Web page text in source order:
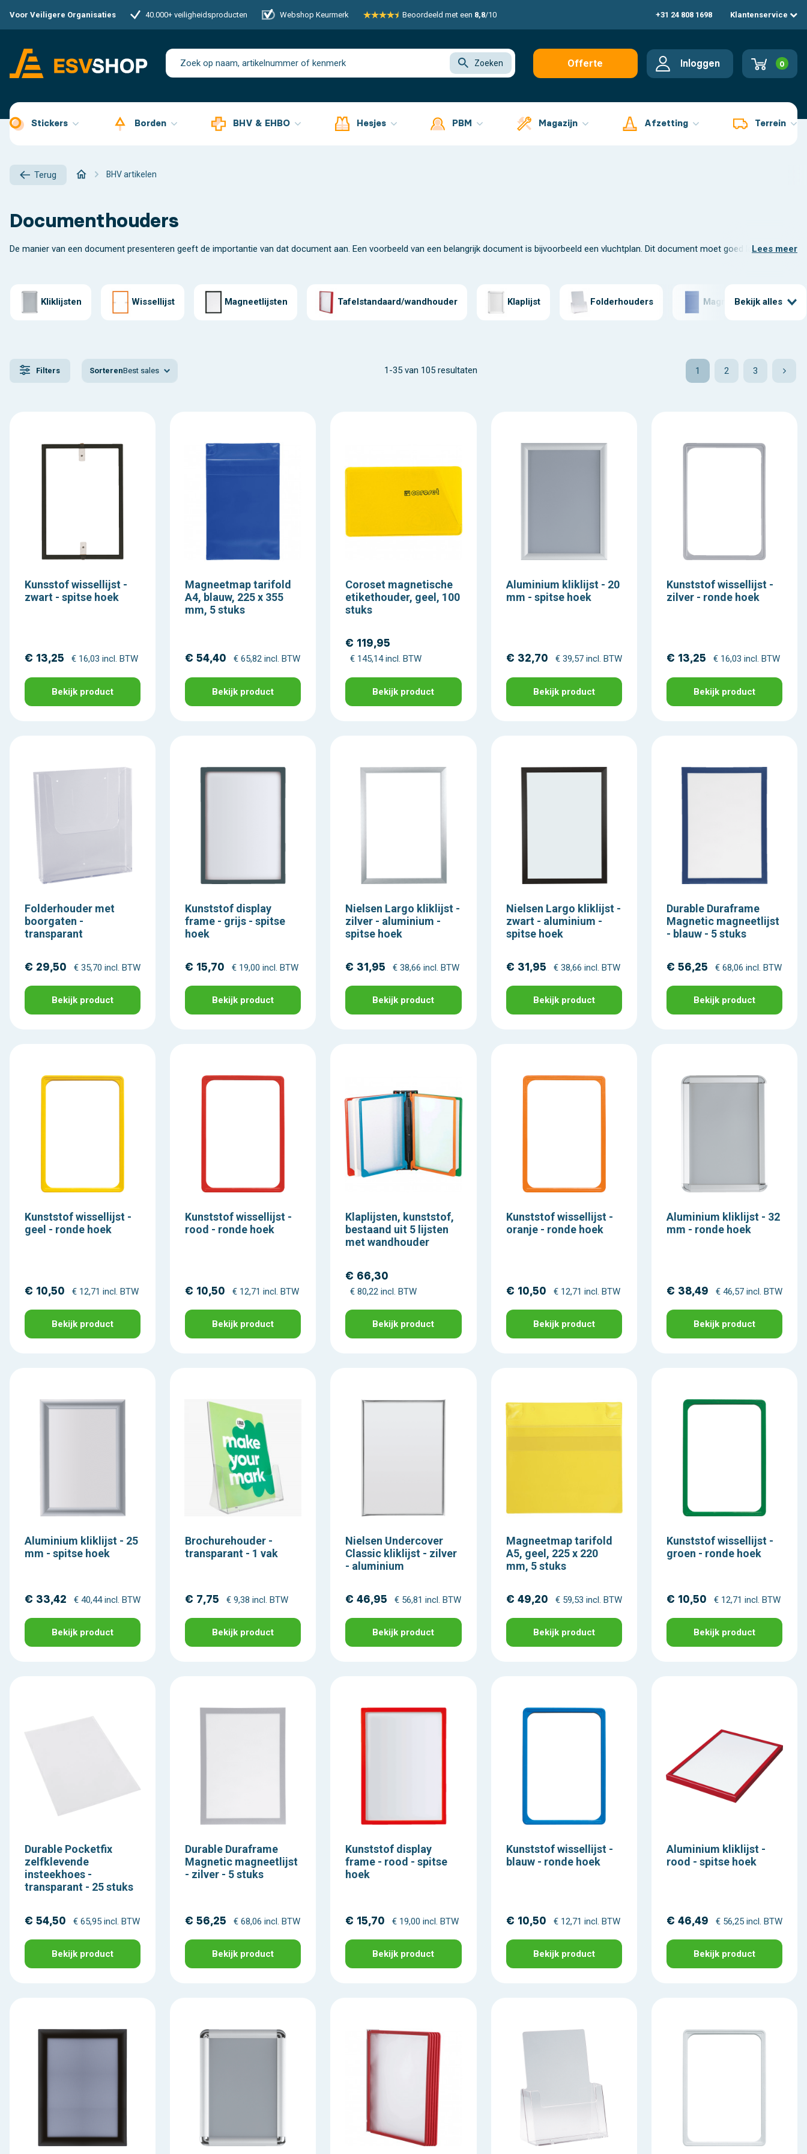
Voor Veiligere Organisaties 40.000+ veiligheidsproducten Webshop Keurmerk Beoordeeld met een 8,8/10 +31 24 808 1698 Klantenservice
Zoeken
Offerte
Inloggen 0
Stickers Borden BHV & EHBO Hesjes PBM Magazijn Afzetting Terrein
Terug BHV artikelen
Documenthouders
De manier van een document presenteren geeft de importantie van dat document aan. Een voorbeeld van een belangrijk document is bijvoorbeeld een vluchtplan. Dit document moet goed leesbaar
Lees meer
Kliklijsten Wissellijst Magneetlijsten Tafelstandaard/wandhouder Klaplijst Folderhouders Magneetmappen
Bekijk alles
Filters SorterenBest sales 1-35 van 105 resultaten 1 2 3
Kunsstof wissellijst -
zwart - spitse hoek
€ 13,25 € 16,03 incl. BTW
Bekijk product
Magneetmap tarifold
A4, blauw, 225 x 355
mm, 5 stuks
€ 54,40 € 65,82 incl. BTW
Bekijk product
Coroset magnetische
etikethouder, geel, 100
stuks
€ 119,95
€ 145,14 incl. BTW
Bekijk product
Aluminium kliklijst - 20
mm - spitse hoek
€ 32,70 € 39,57 incl. BTW
Bekijk product
Kunststof wissellijst -
zilver - ronde hoek
€ 13,25 € 16,03 incl. BTW
Bekijk product
Folderhouder met
boorgaten -
transparant
€ 29,50 € 35,70 incl. BTW
Bekijk product
Kunststof display
frame - grijs - spitse
hoek
€ 15,70 € 19,00 incl. BTW
Bekijk product
Nielsen Largo kliklijst -
zilver - aluminium -
spitse hoek
€ 31,95 € 38,66 incl. BTW
Bekijk product
Nielsen Largo kliklijst -
zwart - aluminium -
spitse hoek
€ 31,95 € 38,66 incl. BTW
Bekijk product
Durable Duraframe
Magnetic magneetlijst
- blauw - 5 stuks
€ 56,25 € 68,06 incl. BTW
Bekijk product
Kunststof wissellijst -
geel - ronde hoek
€ 10,50 € 12,71 incl. BTW
Bekijk product
Kunststof wissellijst -
rood - ronde hoek
€ 10,50 € 12,71 incl. BTW
Bekijk product
Klaplijsten, kunststof,
bestaand uit 5 lijsten
met wandhouder
€ 66,30
€ 80,22 incl. BTW
Bekijk product
Kunststof wissellijst -
oranje - ronde hoek
€ 10,50 € 12,71 incl. BTW
Bekijk product
Aluminium kliklijst - 32
mm - ronde hoek
€ 38,49 € 46,57 incl. BTW
Bekijk product
Aluminium kliklijst - 25
mm - spitse hoek
€ 33,42 € 40,44 incl. BTW
Bekijk product
Brochurehouder -
transparant - 1 vak
€ 7,75 € 9,38 incl. BTW
Bekijk product
Nielsen Undercover
Classic kliklijst - zilver
- aluminium
€ 46,95 € 56,81 incl. BTW
Bekijk product
Magneetmap tarifold
A5, geel, 225 x 220
mm, 5 stuks
€ 49,20 € 59,53 incl. BTW
Bekijk product
Kunststof wissellijst -
groen - ronde hoek
€ 10,50 € 12,71 incl. BTW
Bekijk product
Durable Pocketfix
zelfklevende
insteekhoes -
transparant - 25 stuks
€ 54,50 € 65,95 incl. BTW
Bekijk product
Durable Duraframe
Magnetic magneetlijst
- zilver - 5 stuks
€ 56,25 € 68,06 incl. BTW
Bekijk product
Kunststof display
frame - rood - spitse
hoek
€ 15,70 € 19,00 incl. BTW
Bekijk product
Kunststof wissellijst -
blauw - ronde hoek
€ 10,50 € 12,71 incl. BTW
Bekijk product
Aluminium kliklijst -
rood - spitse hoek
€ 46,49 € 56,25 incl. BTW
Bekijk product